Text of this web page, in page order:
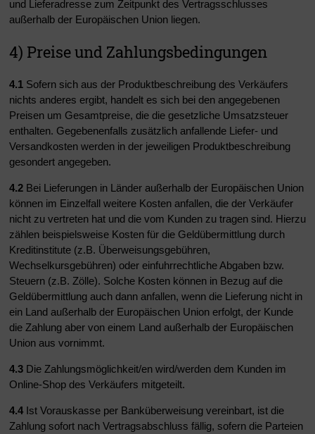
und Lieferadresse zum Zeitpunkt des Vertragsschlusses
außerhalb der Europäischen Union liegen.
4) Preise und Zahlungsbedingungen
4.1 Sofern sich aus der Produktbeschreibung des Verkäufers
nichts anderes ergibt, handelt es sich bei den angegebenen
Preisen um Gesamtpreise, die die gesetzliche Umsatzsteuer
enthalten. Gegebenenfalls zusätzlich anfallende Liefer- und
Versandkosten werden in der jeweiligen Produktbeschreibung
gesondert angegeben.
4.2 Bei Lieferungen in Länder außerhalb der Europäischen Union
können im Einzelfall weitere Kosten anfallen, die der Verkäufer
nicht zu vertreten hat und die vom Kunden zu tragen sind. Hierzu
zählen beispielsweise Kosten für die Geldübermittlung durch
Kreditinstitute (z.B. Überweisungsgebühren,
Wechselkursgebühren) oder einfuhrrechtliche Abgaben bzw.
Steuern (z.B. Zölle). Solche Kosten können in Bezug auf die
Geldübermittlung auch dann anfallen, wenn die Lieferung nicht in
ein Land außerhalb der Europäischen Union erfolgt, der Kunde
die Zahlung aber von einem Land außerhalb der Europäischen
Union aus vornimmt.
4.3 Die Zahlungsmöglichkeit/en wird/werden dem Kunden im
Online-Shop des Verkäufers mitgeteilt.
4.4 Ist Vorauskasse per Banküberweisung vereinbart, ist die
Zahlung sofort nach Vertragsabschluss fällig, sofern die Parteien